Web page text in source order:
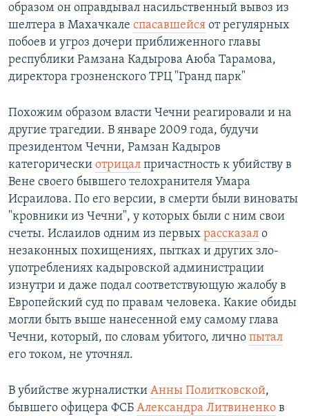
образом он оправдывал насильственный вывоз из
шелтера в Махачкале спасавшейся от регулярных
побоев и угроз дочери приближенного главы
республики Рамзана Кадырова Аюба Тарамова,
директора грозненского ТРЦ "Гранд парк"
Похожим образом власти Чечни реагировали и на
другие трагедии. В январе 2009 года, будучи
президентом Чечни, Рамзан Кадыров
категорически отрицал причастность к убийству в
Вене своего бывшего телохранителя Умара
Исраилова. По его версии, в смерти были виноваты
"кровники из Чечни", у которых были с ним свои
счеты. Ислаилов одним из первых рассказал о
незаконных похищениях, пытках и других зло­
употреблениях кадыровской администрации
изнутри и даже подал соответствующую жалобу в
Европейский суд по правам человека. Какие обиды
могли быть выше нанесенной ему самому глава
Чечни, который, по словам убитого, лично пытал
его током, не уточнял.
В убийстве журналистки Анны Политковской,
бывшего офицера ФСБ Александра Литвиненко в